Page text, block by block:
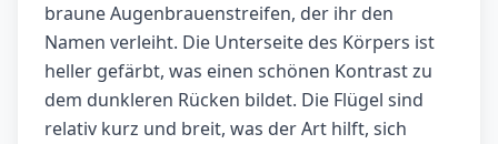
braune Augenbrauenstreifen, der ihr den
Namen verleiht. Die Unterseite des Körpers ist
heller gefärbt, was einen schönen Kontrast zu
dem dunkleren Rücken bildet. Die Flügel sind
relativ kurz und breit, was der Art hilft, sich